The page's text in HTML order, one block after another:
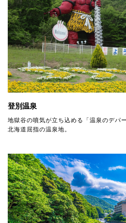
登別温泉
地獄谷の噴気が立ち込める「温泉のデパ
北海道屈指の温泉地。